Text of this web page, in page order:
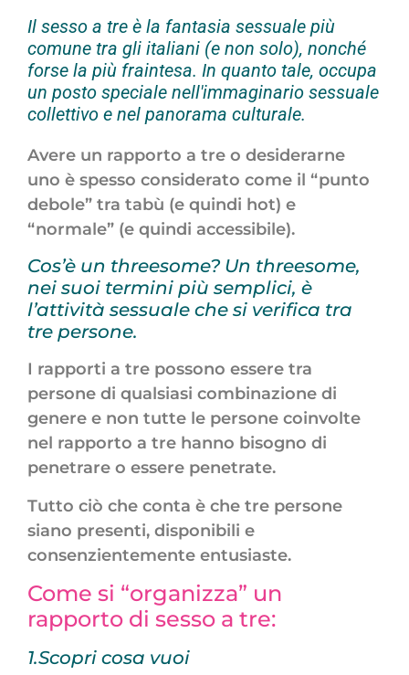
Il sesso a tre è la fantasia sessuale più
comune tra gli italiani (e non solo), nonché
forse la più fraintesa. In quanto tale, occupa
un posto speciale nell'immaginario sessuale
collettivo e nel panorama culturale.
Avere un rapporto a tre o desiderarne
uno è spesso considerato come il “punto
debole” tra tabù (e quindi hot) e
“normale” (e quindi accessibile).
Cos’è un threesome? Un threesome,
nei suoi termini più semplici, è
l’attività sessuale che si verifica tra
tre persone.
I rapporti a tre possono essere tra
persone di qualsiasi combinazione di
genere e non tutte le persone coinvolte
nel rapporto a tre hanno bisogno di
penetrare o essere penetrate.
Tutto ciò che conta è che tre persone
siano presenti, disponibili e
consenzientemente entusiaste.
Come si “organizza” un
rapporto di sesso a tre:
1.Scopri cosa vuoi